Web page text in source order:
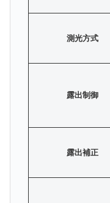
測光方式
露出制御
露出補正